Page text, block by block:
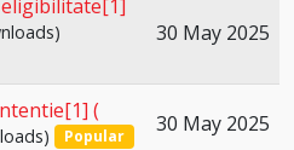
30 May 2025
(
Popular 30 May 2025